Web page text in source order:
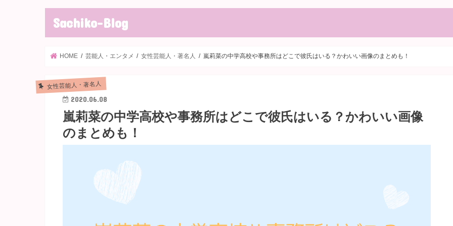
Sachiko-Blog
HOME 芸能人・エンタメ 女性芸能人・著名人 嵐莉菜の中学高校や事務所はどこで彼氏はいる？かわいい画像のまとめも！
女性芸能人・著名人
2020.06.08
嵐莉菜の中学高校や事務所はどこで彼氏はいる？かわいい画像
のまとめも！